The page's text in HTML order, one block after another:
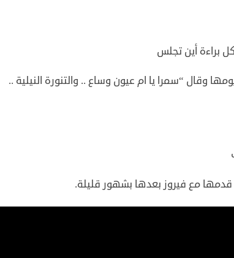
براءة أين تجلس
وقال “سمرا يا ام عيون وساع .. والتنورة النيلية ..
مع فيروز بعدها بشهور قليلة.